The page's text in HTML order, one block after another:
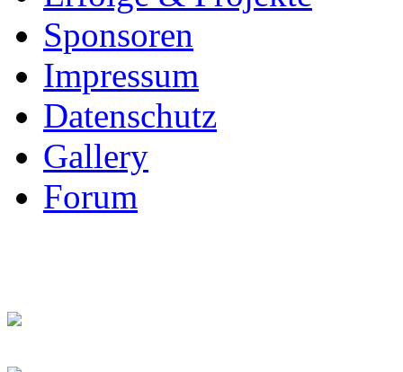
Sponsoren
Impressum
Datenschutz
Gallery
Forum